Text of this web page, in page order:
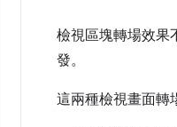
檢視區塊轉場效果
發。
這兩種檢視畫面轉